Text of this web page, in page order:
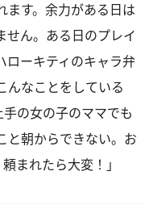
ます。余力がある日は
せん。ある日のプレイ
ローキティのキャラ弁
んなことをしている
の女の子のママでも
と朝からできない。お
まれたら大変！」